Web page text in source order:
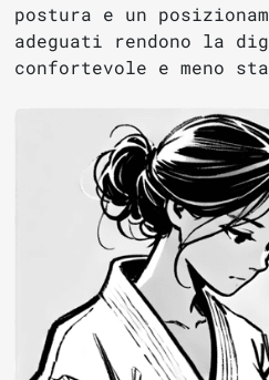
postura e un
adeguati rendono la
confortevole e meno